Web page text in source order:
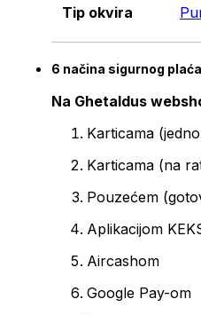
Tip okvira
6 načina sigurnog
Na Ghetaldus
Karticama
Karticama (na
Pouzećem
Aplikacijom
Aircashom
Google Pay-om